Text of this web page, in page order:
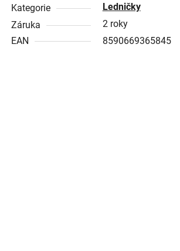
Kategorie
Ledničky
Záruka
2 roky
EAN
8590669365845